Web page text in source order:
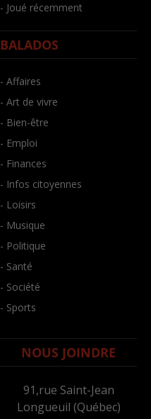
- Joué récemment
BALADOS
- Affaires
- Art de vivre
- Bien-être
- Emploi
- Finances
- Infos citoyennes
- Loisirs
- Musique
- Politique
- Santé
- Société
- Sports
NOUS JOINDRE
91,rue Saint-Jean
Longueuil (Québec)